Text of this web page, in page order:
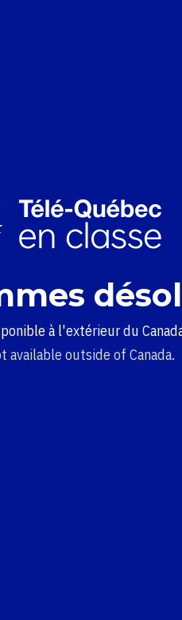
à l'extérieur du
available outside of Canada.